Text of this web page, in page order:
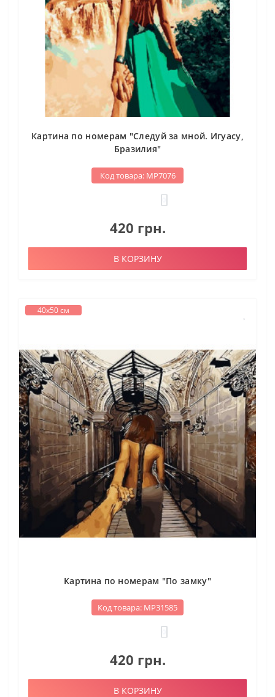
Картина по номерам "Следуй за мной. Игуасу,
Бразилия"
Код товара: МР7076
420 грн.
В КОРЗИНУ
40х50 см
Картина по номерам "По замку"
Код товара: МР31585
420 грн.
В КОРЗИНУ